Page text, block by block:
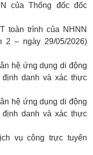
của Thống đốc đốc
toàn trình của NHNN
2 – ngày 29/05/2026)
hệ ứng dụng di động
danh và xác thực
hệ ứng dụng di động
danh và xác thực
vụ công trực tuyến